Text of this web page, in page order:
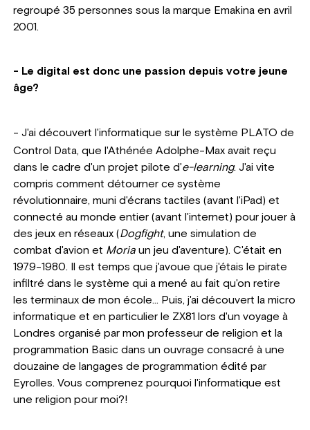
regroupé 35 personnes sous la marque Emakina en avril
2001.
- Le digital est donc une passion depuis votre jeune
âge?
- J'ai découvert l'informatique sur le système PLATO de
Control Data, que l'Athénée Adolphe-Max avait reçu
dans le cadre d'un projet pilote d'e-learning. J'ai vite
compris comment détourner ce système
révolutionnaire, muni d'écrans tactiles (avant l'iPad) et
connecté au monde entier (avant l'internet) pour jouer à
des jeux en réseaux (Dogfight, une simulation de
combat d'avion et Moriaun jeu d'aventure). C'était en
1979-1980. Il est temps que j'avoue que j'étais le pirate
infiltré dans le système qui a mené au fait qu'on retire
les terminaux de mon école... Puis, j'ai découvert la micro
informatique et en particulier le ZX81 lors d'un voyage à
Londres organisé par mon professeur de religion et la
programmation Basic dans un ouvrage consacré à une
douzaine de langages de programmation édité par
Eyrolles. Vous comprenez pourquoi l'informatique est
une religion pour moi?!